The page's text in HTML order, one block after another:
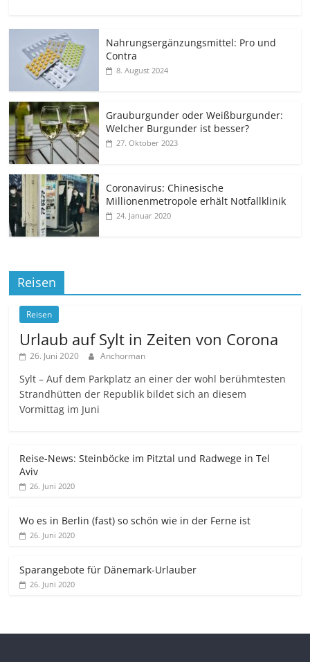
Nahrungsergänzungsmittel: Pro und
Contra
8. August 2024
Grauburgunder oder Weißburgunder:
Welcher Burgunder ist besser?
27. Oktober 2023
Coronavirus: Chinesische
Millionenmetropole erhält Notfallklinik
24. Januar 2020
Reisen
Reisen
Urlaub auf Sylt in Zeiten von Corona
26. Juni 2020 Anchorman
Sylt – Auf dem Parkplatz an einer der wohl berühmtesten
Strandhütten der Republik bildet sich an diesem
Vormittag im Juni
Reise-News: Steinböcke im Pitztal und Radwege in Tel
Aviv
26. Juni 2020
Wo es in Berlin (fast) so schön wie in der Ferne ist
26. Juni 2020
Sparangebote für Dänemark-Urlauber
26. Juni 2020